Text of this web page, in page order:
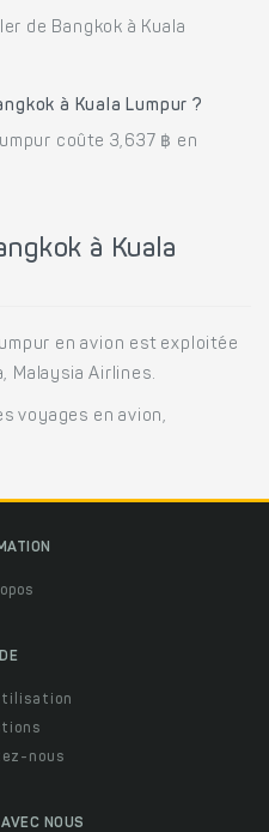
de Bangkok à Kuala
à Kuala Lumpur ?
coûte 3,637 ฿ en
à Kuala
en avion est exploitée
Malaysia Airlines.
voyages en avion,
nous
NOUS